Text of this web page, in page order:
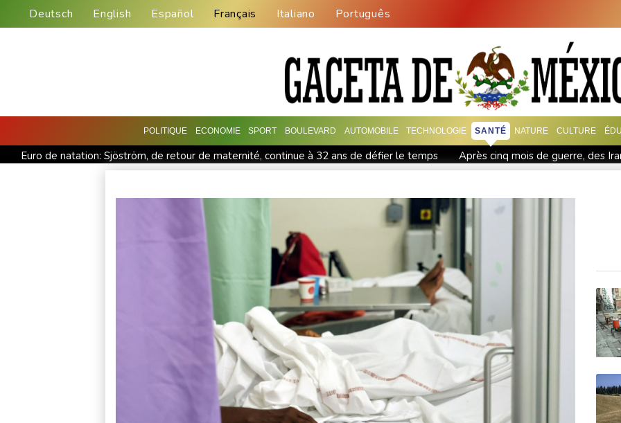
Deutsch English Español Français Italiano Português
POLITIQUE ECONOMIE SPORT BOULEVARD AUTOMOBILE TECHNOLOGIE SANTÉ NATURE CULTURE
Euro de natation: Sjöström, de retour de maternité, continue à 32 ans de défier le temps
Après cinq mois de guerre, des
Le Rhin s'assèche, l'industrie allemande en quête de solutions
Paris vole vers des Everests boursiers en attendant un
Venezuela: la gauche se fissure face à la proximité avec les Etats-Unis
Meta se lance sur le marché des logiciels écrits par
La fronde de la jeunesse indienne révèle une défiance envers les médias traditionnels